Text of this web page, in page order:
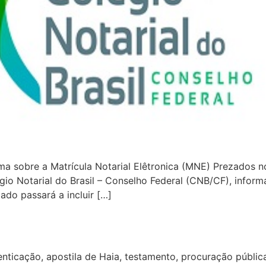
sobre a Matrícula Notarial Elêtronica (MNE) Prezados
Notarial do Brasil – Conselho Federal (CNB/CF),
passará a incluir […]
apostila de Haia, testamento, procuração